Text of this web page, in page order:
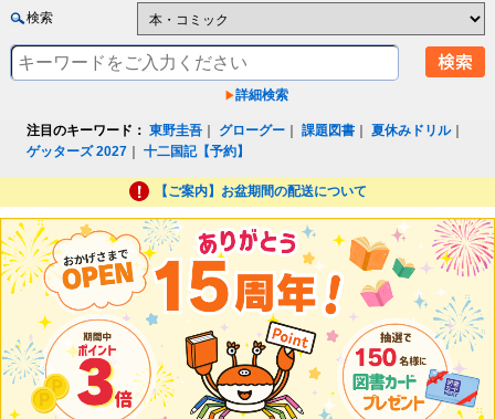
検索
詳細検索
注目のキーワード： 東野圭吾 グローグー ｜課題図書 ｜夏休みドリル｜
ゲッターズ 2027 ｜十二国記【予約】
【ご案内】お盆期間の配送について